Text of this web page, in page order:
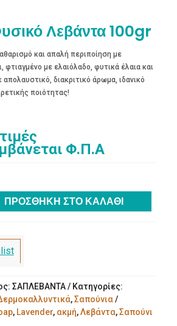
Λεβάντα 100gr
και απαλή περιποίηση με
φτιαγμένο με ελαιόλαδο, φυτικά έλαια και
διακριτικό άρωμα, ιδανικό
ποιότητας!
Φ.Π.Α
ΠΡΟΣΘΉΚΗ ΣΤΟ ΚΑΛΆΘΙ
ΣΑΠΛΕΒΑΝΤΑ
Κατηγορίες:
,Σαπούνια
, Lavender, ακμή,Λεβάντα,Σαπούνι